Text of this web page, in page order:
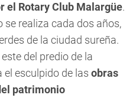
el Rotary Club Malargüe.
realiza cada dos años,
de la ciudad sureña.
del predio de la
esculpido de las obras
patrimonio